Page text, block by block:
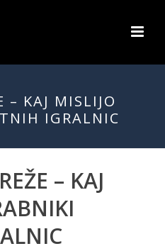
– KAJ MISLIJO
IGRALNIC
– KAJ